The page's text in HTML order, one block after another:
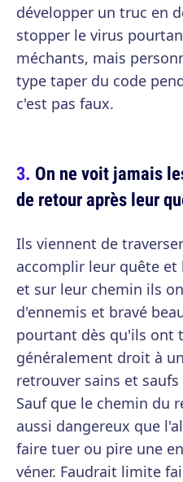
développer un truc en
stopper le virus
méchants, mais
type taper du code
c'est pas faux.
On ne voit jamais
de retour après leur
Ils viennent de
accomplir leur quête
et sur leur chemin ils
d'ennemis et bravé
pourtant dès qu'ils ont
généralement droit à
retrouver sains et
Sauf que le chemin du
aussi dangereux que
faire tuer ou pire une
véner. Faudrait limite